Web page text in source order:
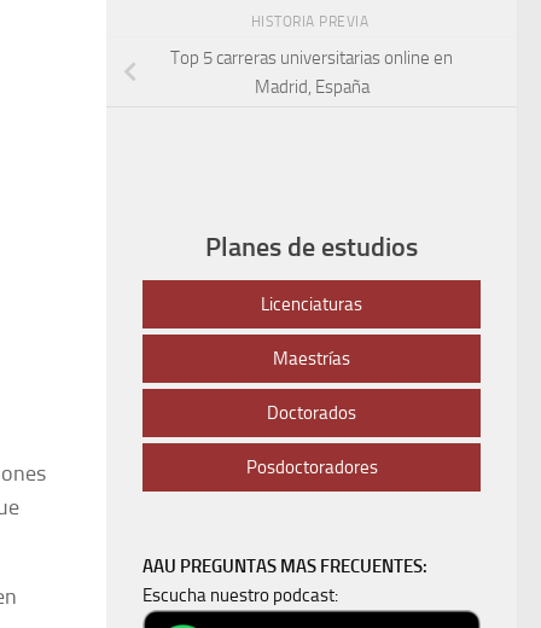
HISTORIA PREVIA
Top 5 carreras universitarias online en
Madrid, España
Planes de estudios
Licenciaturas
Maestrías
Doctorados
Posdoctoradores
AAU PREGUNTAS MAS FRECUENTES:
Escucha nuestro podcast: